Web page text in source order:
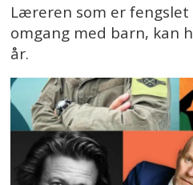
Læreren som er
omgang med barn, kan
år.